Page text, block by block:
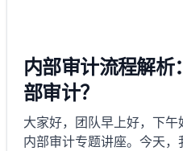
内部审计流程解析
部审计？
大家好，团队早上好，下
内部审计专题讲座。今天